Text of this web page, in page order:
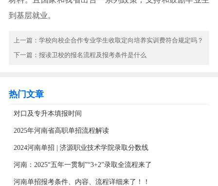
到基层就业。
上一篇： 学校向校企合作专业学生收取定向培养实训费符合规定吗？
下一篇： 报读卫校的报名流程及报考条件是什么
热门文章
对口及专升本填报时间
2025年河南省高职单招流程解读
2024河南单招 | 济源职业技术学院录取分数线
河南：2025“五年一贯制”“3+2”录取全流程来了
河南单招报考条件、内容、流程详细来了！！